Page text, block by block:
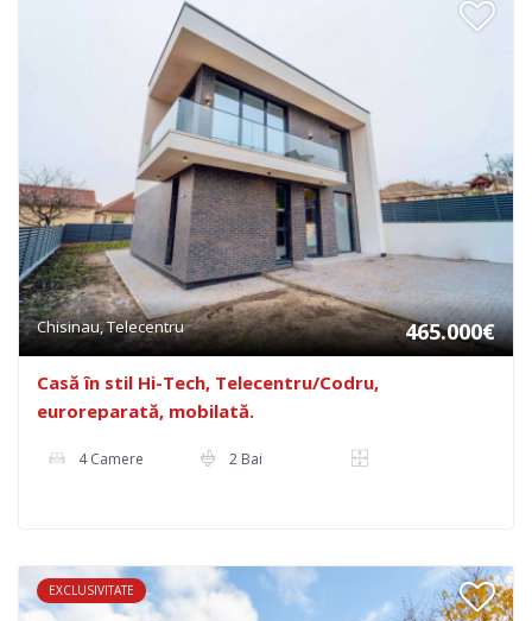
Chisinau, Telecentru 465.000€
Casă în stil Hi-Tech, Telecentru/Codru,
euroreparată, mobilată.
4 Camere 2 Bai
EXCLUSIVITATE